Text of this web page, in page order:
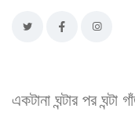
একটানা ঘন্টার পর ঘন্টা